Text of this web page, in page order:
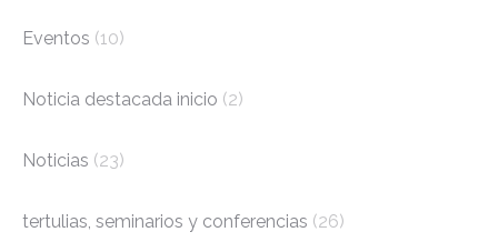
Eventos (10)
Noticia destacada inicio (2)
Noticias (23)
tertulias, seminarios y conferencias (26)